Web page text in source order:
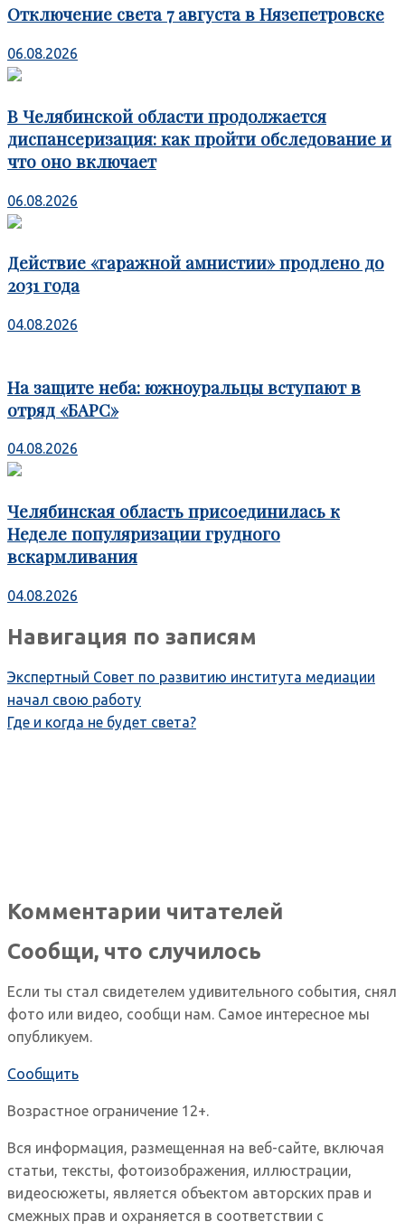
Отключение света 7 августа в Нязепетровске
06.08.2026
В Челябинской области продолжается
диспансеризация: как пройти обследование и
что оно включает
06.08.2026
Действие «гаражной амнистии» продлено до
2031 года
04.08.2026
На защите неба: южноуральцы вступают в
отряд «БАРС»
04.08.2026
Челябинская область присоединилась к
Неделе популяризации грудного
вскармливания
04.08.2026
Навигация по записям
Экспертный Совет по развитию института медиации
начал свою работу
Где и когда не будет света?
Комментарии читателей
Сообщи, что случилось
Если ты стал свидетелем удивительного события, снял
фото или видео, сообщи нам. Самое интересное мы
опубликуем.
Сообщить
Возрастное ограничение 12+.
Вся информация, размещенная на веб-сайте, включая
статьи, тексты, фотоизображения, иллюстрации,
видеосюжеты, является объектом авторских прав и
смежных прав и охраняется в соответствии с